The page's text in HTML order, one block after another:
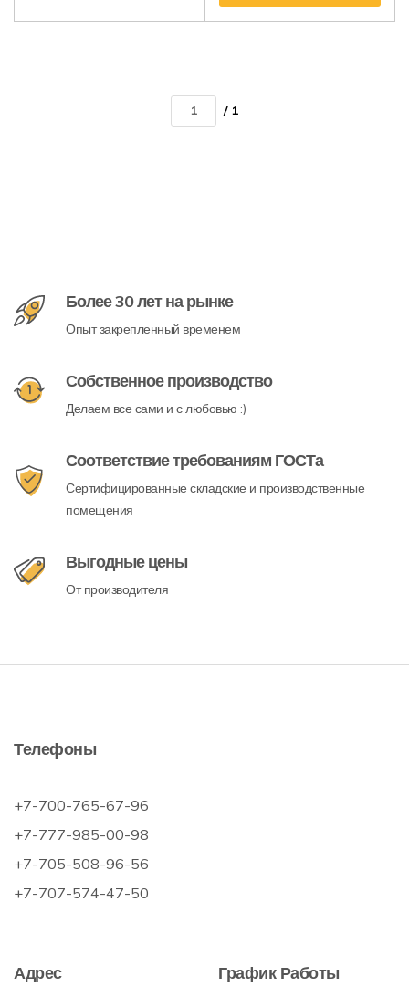
/ 1
Более 30 лет на рынке
Опыт закрепленный временем
Собственное производство
Делаем все сами и с любовью :)
Соответствие требованиям ГОСТа
Сертифицированные складские и производственные
помещения
Выгодные цены
От производителя
Телефоны
+7-700-765-67-96
+7-777-985-00-98
+7-705-508-96-56
+7-707-574-47-50
Адрес График Работы